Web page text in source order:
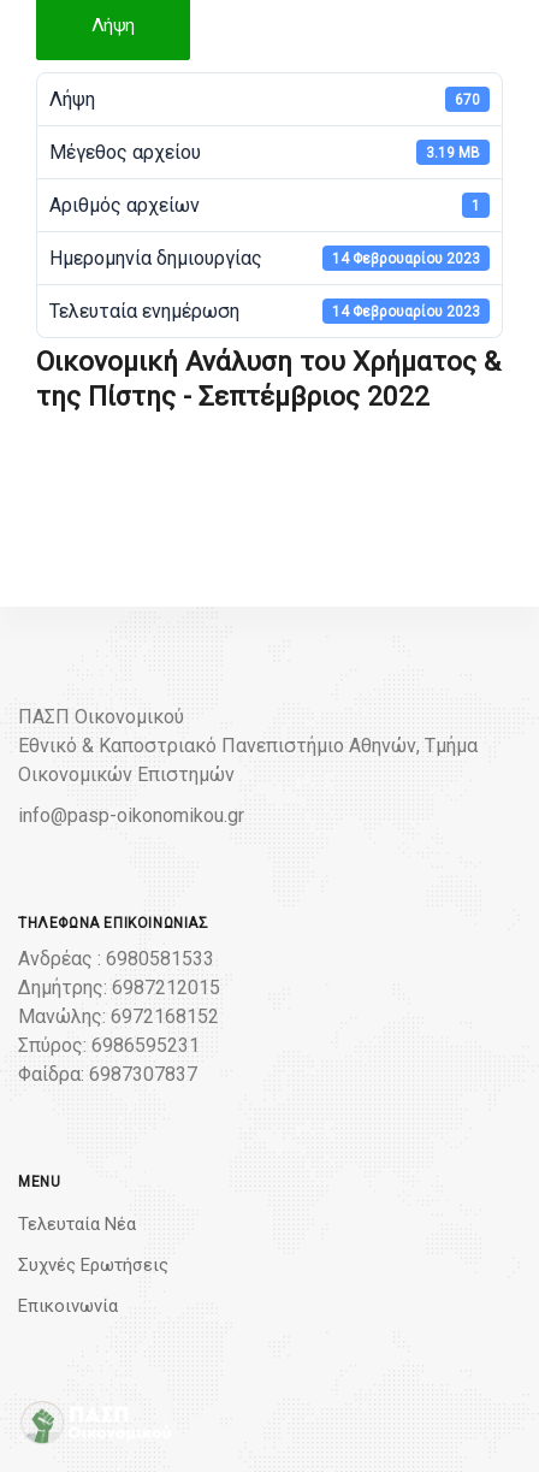
Λήψη
Λήψη 670
Μέγεθος αρχείου 3.19 MB
Αριθμός αρχείων 1
Ημερομηνία δημιουργίας 14 Φεβρουαρίου 2023
Τελευταία ενημέρωση 14 Φεβρουαρίου 2023
Οικονομική Ανάλυση του Χρήματος &
της Πίστης - Σεπτέμβριος 2022
ΠΑΣΠ Οικονομικού
Εθνικό & Καποστριακό Πανεπιστήμιο Αθηνών, Τμήμα
Οικονομικών Επιστημών
info@pasp-oikonomikou.gr
ΤΗΛΈΦΩΝΑ ΕΠΙΚΟΙΝΩΝΊΑΣ
Ανδρέας : 6980581533
Δημήτρης: 6987212015
Μανώλης: 6972168152
Σπύρος: 6986595231
Φαίδρα: 6987307837
MENU
Τελευταία Νέα
Συχνές Ερωτήσεις
Επικοινωνία